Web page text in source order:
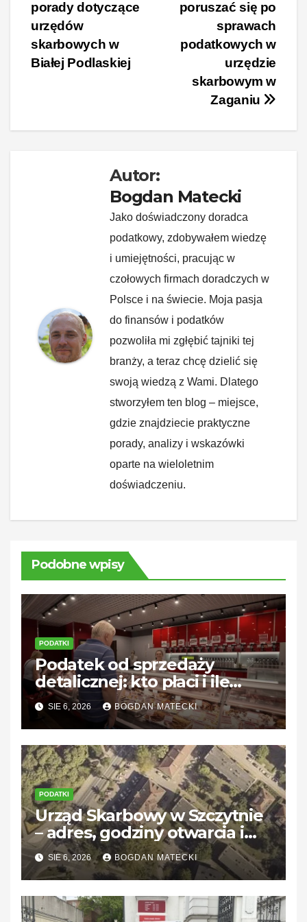
e
b
o
e
st
e
di p
y
Li
n
k
wpisu
poruszać się po
sprawach
podatkowych w
urzędzie
skarbowym w
Zaganiu
porady dotyczące
urzędów
skarbowych w
Białej Podlaskiej
Autor:
Bogdan Matecki
Jako doświadczony doradca
podatkowy, zdobywałem wiedzę
i umiejętności, pracując w
czołowych firmach doradczych w
Polsce i na świecie. Moja pasja
do finansów i podatków
pozwoliła mi zgłębić tajniki tej
branży, a teraz chcę dzielić się
swoją wiedzą z Wami. Dlatego
stworzyłem ten blog – miejsce,
gdzie znajdziecie praktyczne
porady, analizy i wskazówki
oparte na wieloletnim
doświadczeniu.
Podobne wpisy
PODATKI
Podatek od sprzedaży
detalicznej: kto płaci i ile
wynosi?
SIE 6, 2026 BOGDAN MATECKI
PODATKI
Urząd Skarbowy w Szczytnie
– adres, godziny otwarcia i
kontakt
SIE 6, 2026 BOGDAN MATECKI